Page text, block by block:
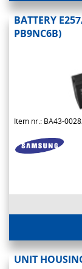
BATTERY
PB9NC6B)
Item nr.: BA43-
UNIT